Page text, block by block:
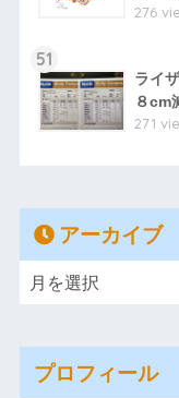
276
51
ライ
８cm
271
アーカイブ
プロフィール